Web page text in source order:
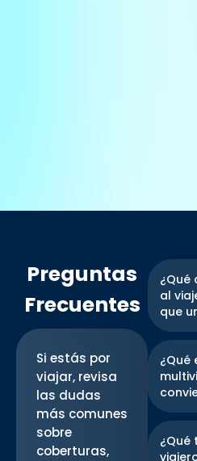
Preguntas
Frecuentes
Si estás por
viajar, revisa
las dudas
más comunes
sobre
coberturas,
¿Qué
al
que
Una
pagar
¿Qué
Es
año.
¿Qué